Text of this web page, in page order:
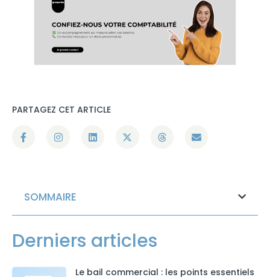
SOMMAIRE
Derniers articles
Le bail commercial : les points essentiels
PARTAGEZ CET ARTICLE